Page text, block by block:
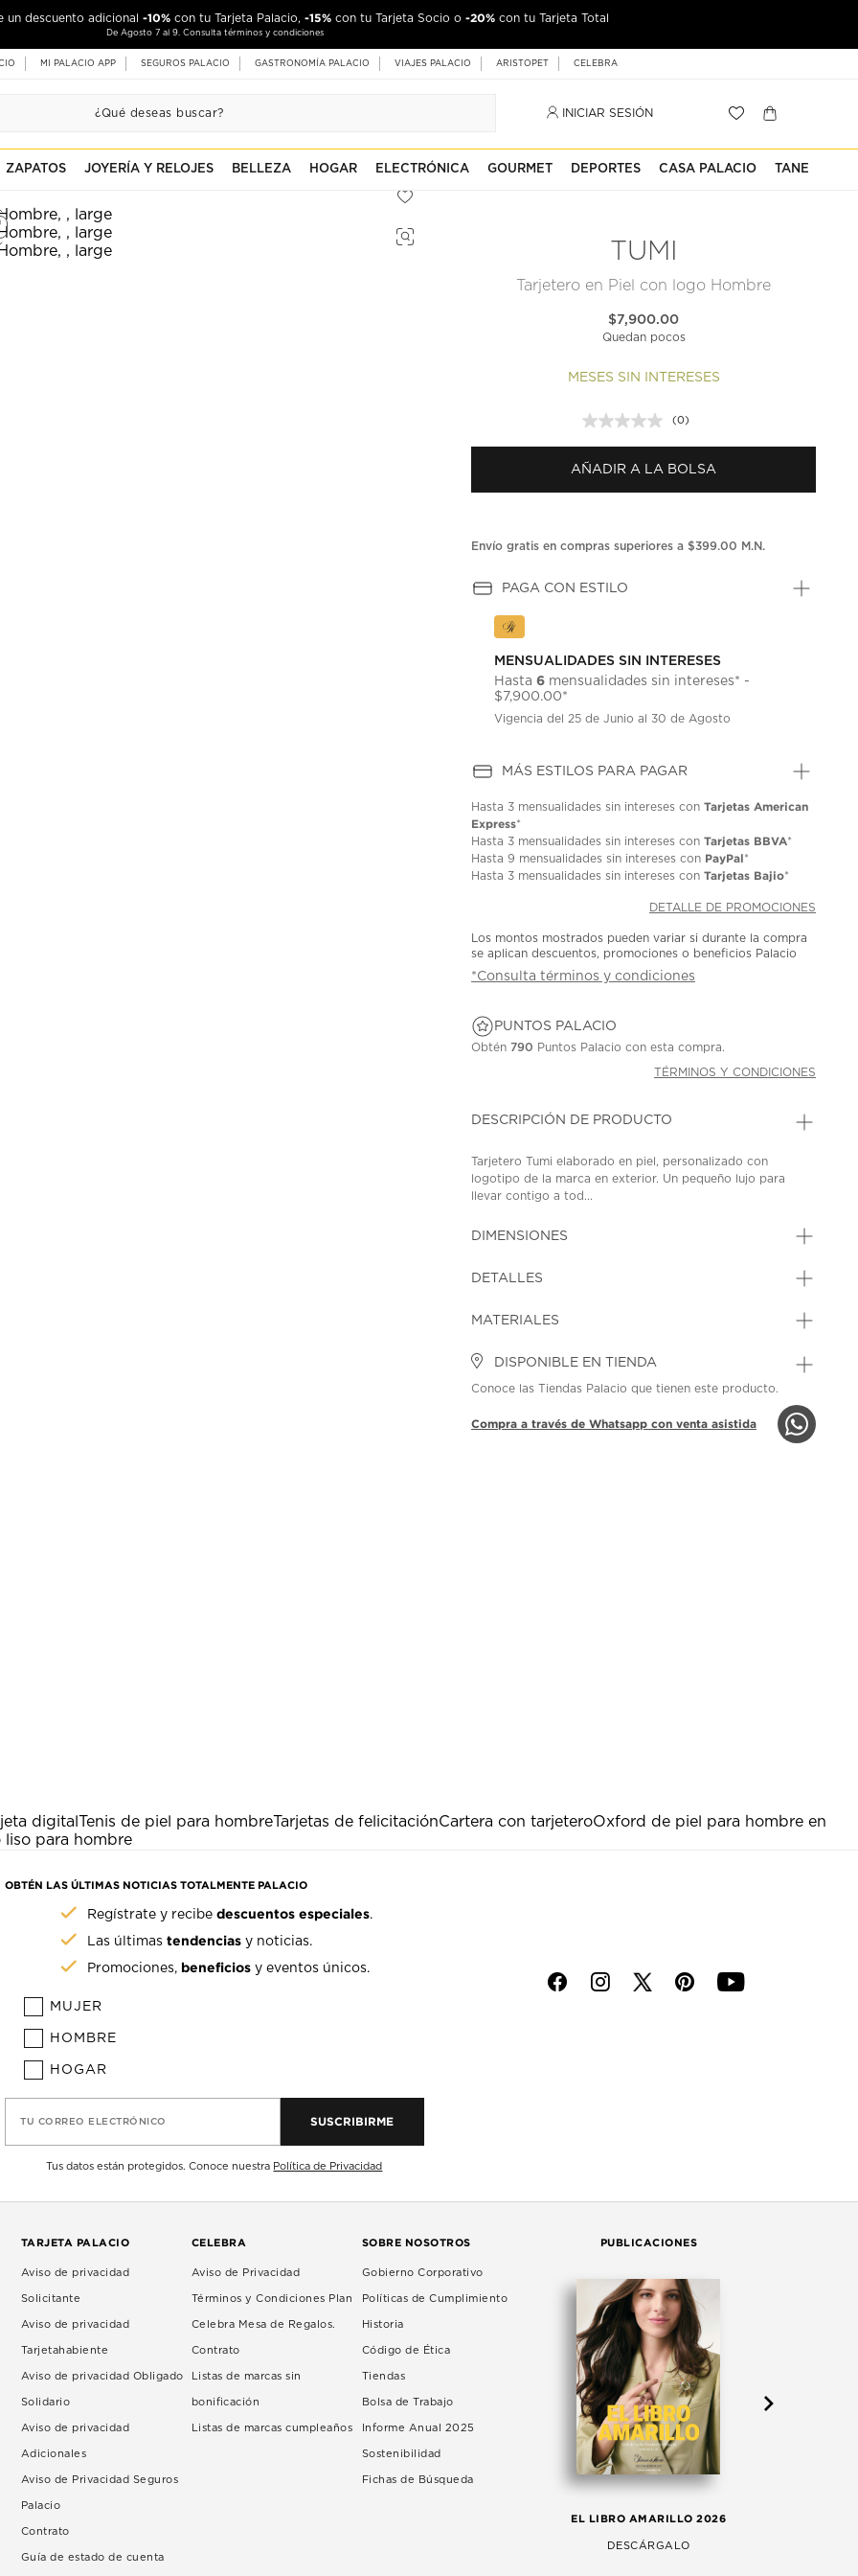
un descuento adicional -10% con tu Tarjeta Palacio, -15% con tu Tarjeta Socio o -20% con tu Tarjeta Total
De Agosto 7 al 9. Consulta términos y condiciones
MI PALACIO APP SEGUROS PALACIO GASTRONOMÍA PALACIO VIAJES PALACIO ARISTOPET CELEBRA
INICIAR SESIÓN
ZAPATOS JOYERÍA Y RELOJES BELLEZA HOGAR ELECTRÓNICA GOURMET DEPORTES CASA PALACIO TANE
TUMI
Tarjetero en Piel con logo Hombre
$7,900.00
Quedan pocos
MESES SIN INTERESES
Sin
puntuación.
en
la
(0)
AÑADIR A LA BOLSA
Envío gratis en compras superiores a $399.00 M.N.
PAGA CON ESTILO
MENSUALIDADES SIN INTERESES
Hasta6 mensualidades sin intereses* -
$7,900.00*
Vigencia del 25 de Junio al 30 de Agosto
MÁS ESTILOS PARA PAGAR
Hasta 3 mensualidades sin intereses conTarjetas American
Express*
Hasta 3 mensualidades sin intereses conTarjetas BBVA*
Hasta9 mensualidades sin intereses con PayPal*
Hasta 3 mensualidades sin intereses conTarjetas Bajio*
DETALLE DE PROMOCIONES
Los montos mostrados pueden variar si durante la compra
se aplican descuentos, promociones o beneficios Palacio
*Consulta términos y condiciones
PUNTOS PALACIO
Obtén790 Puntos Palacio con esta compra.
TÉRMINOS Y CONDICIONES
DESCRIPCIÓN DE PRODUCTO
Tarjetero Tumi elaborado en piel, personalizado con
logotipo de la marca en exterior. Un pequeño lujo para
llevar contigo a tod...
DIMENSIONES
DETALLES
MATERIALES
DISPONIBLE EN TIENDA
Conoce las Tiendas Palacio que tienen este producto.
Compra a través de Whatsapp con venta asistida
digital Tenis de piel para hombreTarjetas de felicitaciónCartera con tarjeteroOxford de piel para hombre en
liso para hombre
OBTÉN LAS ÚLTIMAS NOTICIAS TOTALMENTE PALACIO
Regístrate y recibedescuentos especiales.
Las últimastendencias y noticias.
Promociones, beneficios y eventos únicos.
MUJER
HOMBRE
HOGAR
TU CORREO ELECTRÓNICO SUSCRIBIRME
Tus datos están protegidos. Conoce nuestra Política de Privacidad
f i p y
TARJETA PALACIO
Aviso de privacidad
Solicitante
Aviso de privacidad
Tarjetahabiente
Aviso de privacidad Obligado
Solidario
Aviso de privacidad
Adicionales
Aviso de Privacidad Seguros
Palacio
Contrato
Guía de estado de cuenta
CELEBRA
Aviso de Privacidad
Términos y Condiciones Plan
Celebra Mesa de Regalos.
Contrato
Listas de marcas sin
bonificación
Listas de marcas cumpleaños
SOBRE NOSOTROS
Gobierno Corporativo
Políticas de Cumplimiento
Historia
Código de Ética
Tiendas
Bolsa de Trabajo
Informe Anual 2025
Sostenibilidad
Fichas de Búsqueda
PUBLICACIONES
EL LIBRO AMARILLO 2026
DESCÁRGALO